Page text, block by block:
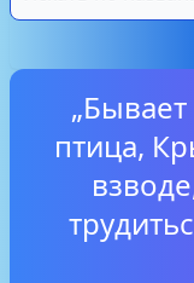
птица,